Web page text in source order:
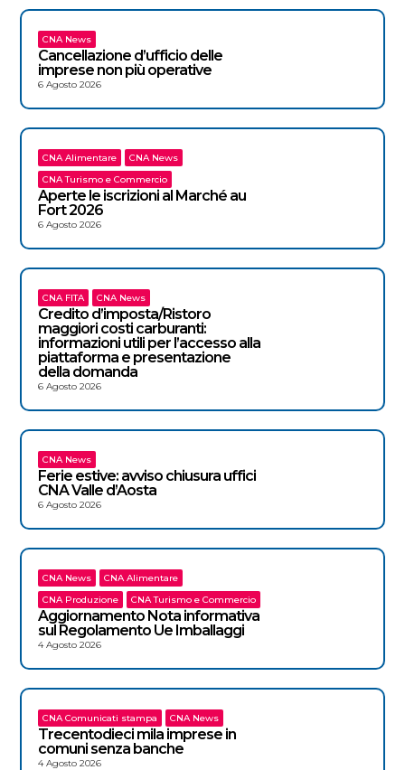
CNA News
Cancellazione d’ufficio delle
imprese non più operative
6 Agosto 2026
CNA Alimentare
CNA News
CNA Turismo e Commercio
Aperte le iscrizioni al Marché au
Fort 2026
6 Agosto 2026
CNA FITA CNA News
Credito d’imposta/Ristoro
maggiori costi carburanti:
informazioni utili per l’accesso alla
piattaforma e presentazione
della domanda
6 Agosto 2026
CNA News
Ferie estive: avviso chiusura uffici
CNA Valle d’Aosta
6 Agosto 2026
CNA News
CNA Alimentare
CNA Produzione
CNA Turismo e Commercio
Aggiornamento Nota informativa
sul Regolamento Ue Imballaggi
4 Agosto 2026
CNA Comunicati stampa CNA News
Trecentodieci mila imprese in
comuni senza banche
4 Agosto 2026